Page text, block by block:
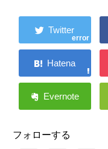
error
フォローする